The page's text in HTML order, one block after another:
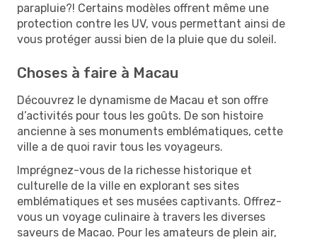
parapluie?! Certains modèles offrent même une
protection contre les UV, vous permettant ainsi de
vous protéger aussi bien de la pluie que du soleil.
Choses à faire à Macau
Découvrez le dynamisme de Macau et son offre
d’activités pour tous les goûts. De son histoire
ancienne à ses monuments emblématiques, cette
ville a de quoi ravir tous les voyageurs.
Imprégnez-vous de la richesse historique et
culturelle de la ville en explorant ses sites
emblématiques et ses musées captivants. Offrez-
vous un voyage culinaire à travers les diverses
saveurs de Macao. Pour les amateurs de plein air,